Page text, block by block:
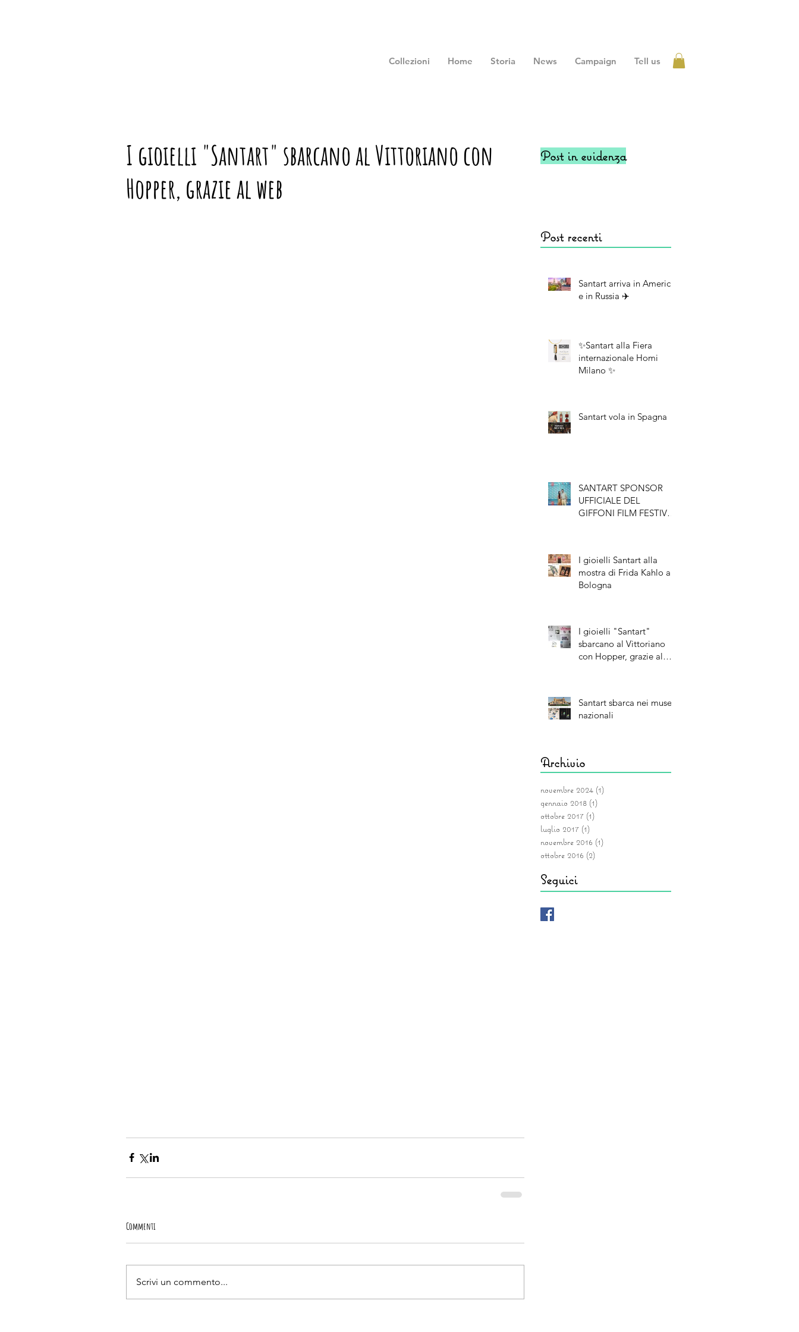
Collezioni Home Storia News Campaign Tell us
I gioielli "Santart" sbarcano al Vittoriano con
Hopper, grazie al web
Commenti
Scrivi un commento...
Post in evidenza
Post recenti
Santart arriva in America
e in Russia ✈️
✨Santart alla Fiera
internazionale Homi
Milano ✨
Santart vola in Spagna
SANTART SPONSOR
UFFICIALE DEL
GIFFONI FILM FESTIVAL
I gioielli Santart alla
mostra di Frida Kahlo a
Bologna
I gioielli "Santart"
sbarcano al Vittoriano
con Hopper, grazie al
Santart sbarca nei musei
nazionali
Archivio
novembre 2024 (1)
gennaio 2018 (1)
ottobre 2017 (1)
luglio 2017 (1)
novembre 2016 (1)
ottobre 2016 (2)
Seguici